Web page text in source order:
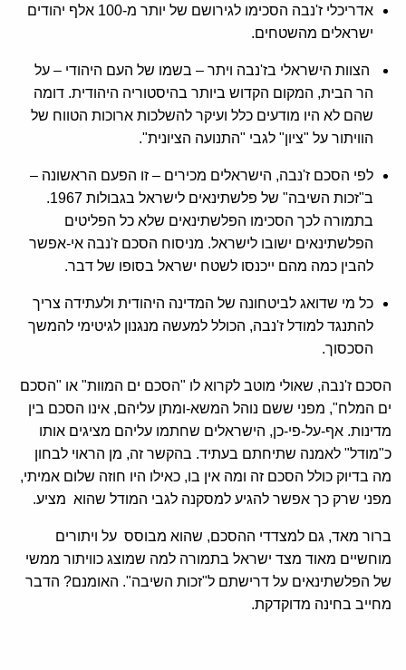
אדריכלי ז'נבה הסכימו לגירושם של יותר מ-100 אלף יהודים
ישראלים מהשטחים.
הצוות הישראלי בז'נבה ויתר – בשמו של העם היהודי – על
הר הבית, המקום הקדוש ביותר בהיסטוריה היהודית. דומה
שהם לא היו מודעים כלל ועיקר להשלכות ארוכות הטווח של
הוויתור על "ציון" לגבי "התנועה הציונית".
לפי הסכם ז'נבה, הישראלים מכירים – זו הפעם הראשונה –
ב"זכות השיבה" של פלשתינאים לישראל בגבולות 1967.
בתמורה לכך הסכימו הפלשתינאים שלא כל הפליטים
הפלשתינאים ישובו לישראל. מניסוח הסכם ז'נבה אי-אפשר
להבין כמה מהם ייכנסו לשטח ישראל בסופו של דבר.
כל מי שדואג לביטחונה של המדינה היהודית ולעתידה צריך
להתנגד למודל ז'נבה, הכולל למעשה מנגנון לגיטימי להמשך
הסכסוך.
הסכם ז'נבה, שאולי מוטב לקרוא לו "הסכם ים המוות" או "הסכם
ים המלח", מפני ששם נוהל המשא-ומתן עליהם, אינו הסכם בין
מדינות. אף-על-פי-כן, הישראלים שחתמו עליהם מציגים אותו
כ"מודל" לאמנה שתיחתם בעתיד. בהקשר זה, מן הראוי לבחון
מה בדיוק כולל הסכם זה ומה אין בו, כאילו היו חוזה שלום אמיתי,
מפני שרק כך אפשר להגיע למסקנה לגבי המודל שהוא מציע.
ברור מאד, גם למצדדי ההסכם, שהוא מבוסס על ויתורים
מוחשיים מאוד מצד ישראל בתמורה למה שמוצג כוויתור ממשי
של הפלשתינאים על דרישתם ל"זכות השיבה". האומנם? הדבר
מחייב בחינה מדוקדקת.